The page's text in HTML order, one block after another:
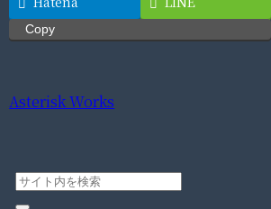
Copy
Asterisk Works